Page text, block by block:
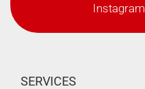
Instagram
SERVICES